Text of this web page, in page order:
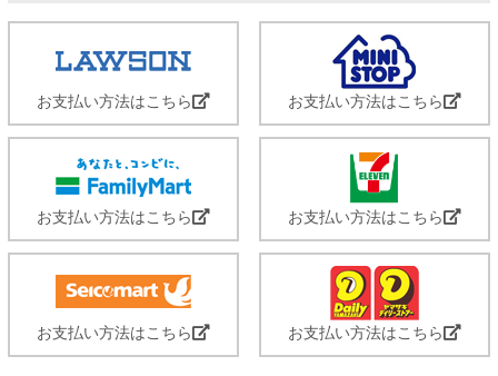
お支払い方法はこちら お支払い方法はこちら
お支払い方法はこちら お支払い方法はこちら
お支払い方法はこちら お支払い方法はこちら